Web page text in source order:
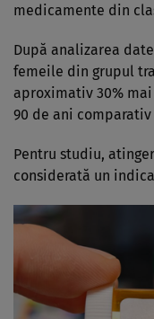
medicamente din
După analizarea
femeile din grupul
aproximativ 30%
90 de ani
Pentru studiu,
considerată un